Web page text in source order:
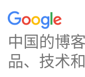
中国的博
品、技术